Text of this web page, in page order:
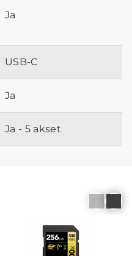
Ja
USB-C
Ja
Ja - 5 akset